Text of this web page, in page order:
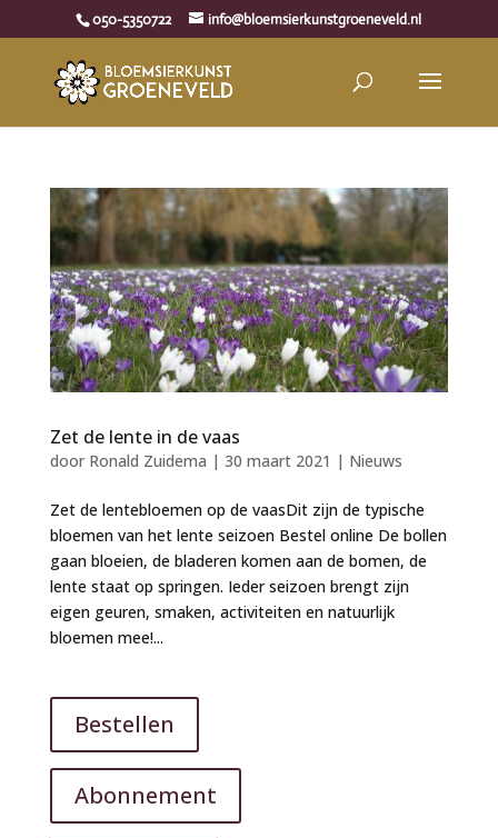
050-5350722 info@bloemsierkunstgroeneveld.nl
Zet de lente in de vaas
door Ronald Zuidema | 30 maart 2021 | Nieuws
Zet de lentebloemen op de vaasDit zijn de typische
bloemen van het lente seizoen Bestel online De bollen
gaan bloeien, de bladeren komen aan de bomen, de
lente staat op springen. Ieder seizoen brengt zijn
eigen geuren, smaken, activiteiten en natuurlijk
bloemen mee!...
Bestellen
Abonnement